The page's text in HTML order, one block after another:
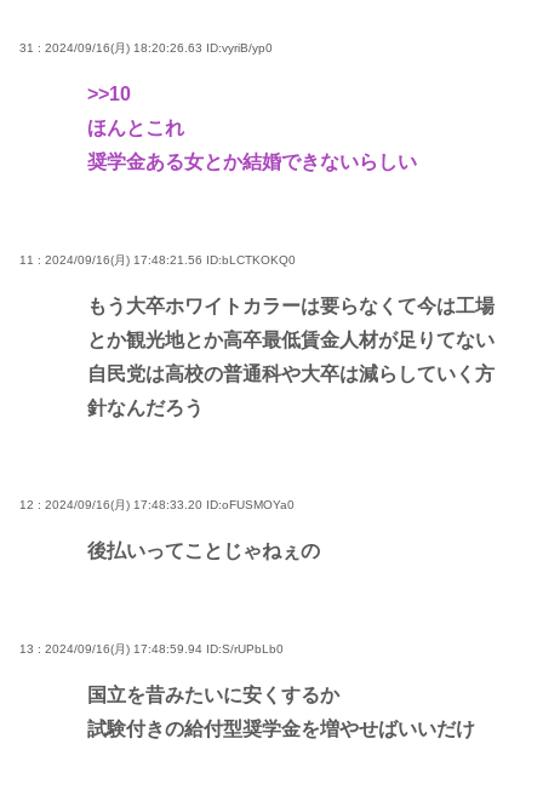
31 : 2024/09/16(月) 18:20:26.63 ID:vyriB/yp0
>>10
ほんとこれ
奨学金ある女とか結婚できないらしい
11 : 2024/09/16(月) 17:48:21.56 ID:bLCTKOKQ0
もう大卒ホワイトカラーは要らなくて今は工場
とか観光地とか高卒最低賃金人材が足りてない
自民党は高校の普通科や大卒は減らしていく方
針なんだろう
12 : 2024/09/16(月) 17:48:33.20 ID:oFUSMOYa0
後払いってことじゃねぇの
13 : 2024/09/16(月) 17:48:59.94 ID:S/rUPbLb0
国立を昔みたいに安くするか
試験付きの給付型奨学金を増やせばいいだけ